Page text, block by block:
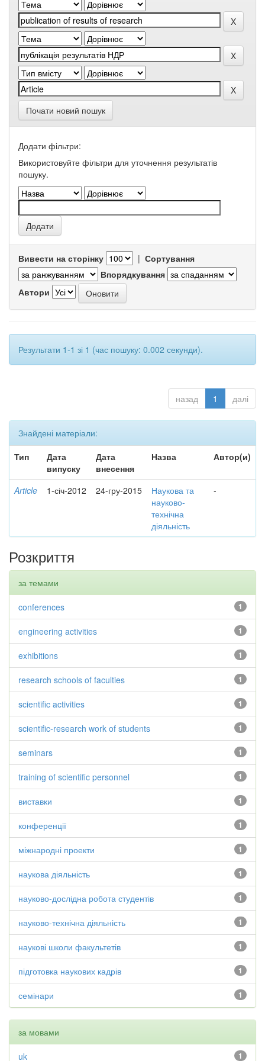
Почати новий пошук
Додати фільтри:
Використовуйте фільтри для уточнення результатів
пошуку.
Вивести на сторінку | Сортування
Впорядкування
Автори
Результати 1-1 зі 1 (час пошуку: 0.002 секунди).
назад 1 далі
Знайдені матеріали:
Тип
Дата
випуску
Дата
внесення
Назва Автор(и)
Article 1-січ-2012 24-гру-2015
Наукова та
науково-
технічна
діяльність
-
Розкриття
за темами
1
conferences
1
engineering activities
1
exhibitions
1
research schools of faculties
1
scientific activities
1
scientific-research work of students
1
seminars
1
training of scientific personnel
1
виставки
1
конференції
1
міжнародні проекти
1
наукова діяльність
1
науково-дослідна робота студентів
1
науково-технічна діяльність
1
наукові школи факультетів
1
підготовка наукових кадрів
1
семінари
за мовами
1
uk